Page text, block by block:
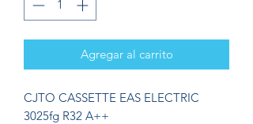
Agregar al carrito
CJTO CASSETTE EAS ELECTRIC
3025fg R32 A++